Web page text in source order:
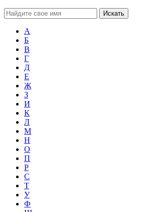
А
Б
В
Г
Д
Е
Ж
З
И
К
Л
М
Н
О
П
Р
С
Т
У
Ф